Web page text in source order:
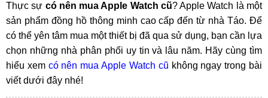
Thực sự có nên mua Apple Watch cũ? Apple Watch là một
sản phẩm đồng hồ thông minh cao cấp đến từ nhà Táo. Để
có thể yên tâm mua một thiết bị đã qua sử dụng, bạn cần lựa
chọn những nhà phân phối uy tin và lâu năm. Hãy cùng tìm
hiểu xem có nên mua Apple Watch cũ không ngay trong bài
viết dưới đây nhé!